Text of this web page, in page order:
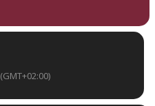
(GMT+02:00)